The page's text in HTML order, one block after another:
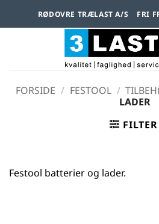
RØDOVRE TRÆLAST A/S FRI
FORSIDE / FESTOOL /
LADER
FILTER
Festool batterier og lader.